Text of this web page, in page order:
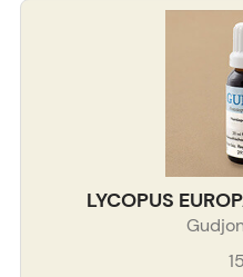
LYCOPUS
15